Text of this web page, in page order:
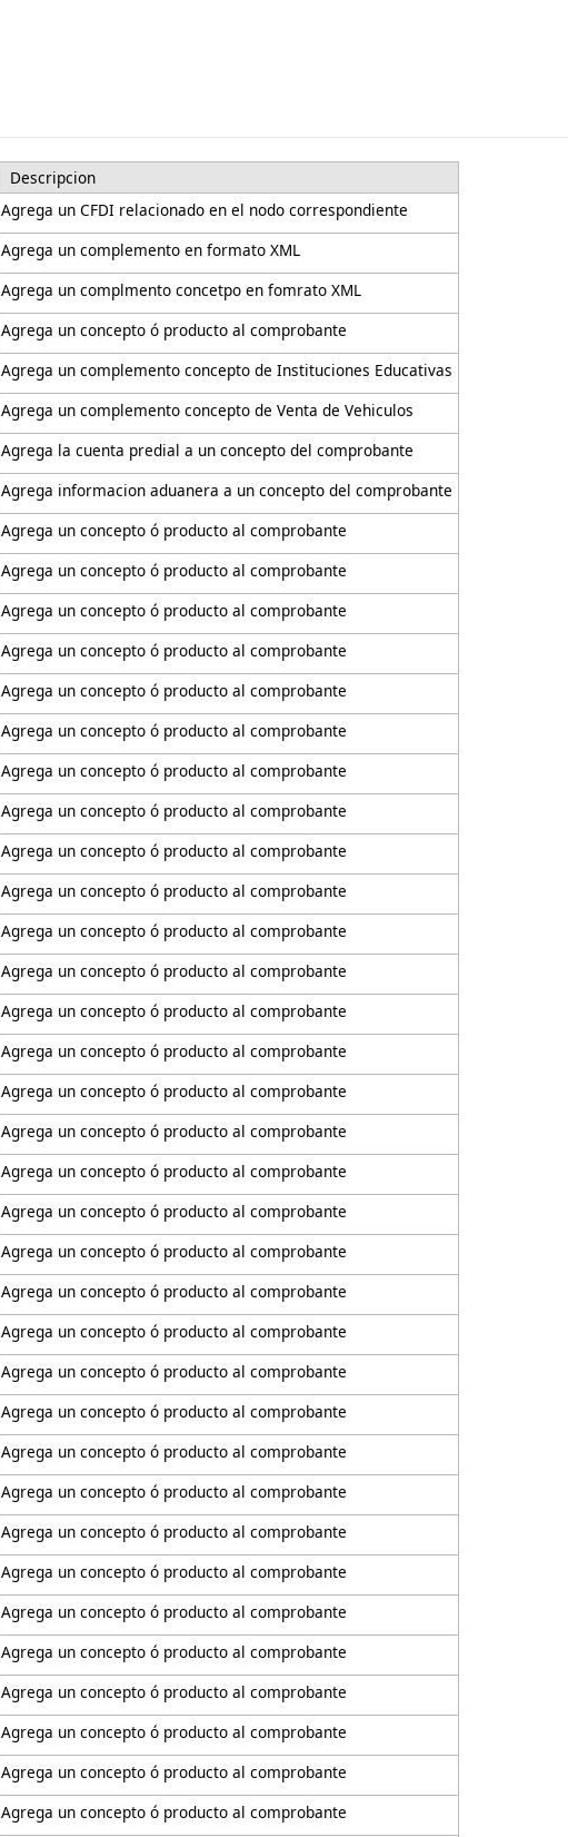
Descripcion
Agrega un CFDI relacionado en el nodo correspondiente
Agrega un complemento en formato XML
Agrega un complmento concetpo en fomrato XML
Agrega un concepto ó producto al comprobante
Agrega un complemento concepto de Instituciones Educativas
Agrega un complemento concepto de Venta de Vehiculos
Agrega la cuenta predial a un concepto del comprobante
Agrega informacion aduanera a un concepto del comprobante
Agrega un concepto ó producto al comprobante
Agrega un concepto ó producto al comprobante
Agrega un concepto ó producto al comprobante
Agrega un concepto ó producto al comprobante
Agrega un concepto ó producto al comprobante
Agrega un concepto ó producto al comprobante
Agrega un concepto ó producto al comprobante
Agrega un concepto ó producto al comprobante
Agrega un concepto ó producto al comprobante
Agrega un concepto ó producto al comprobante
Agrega un concepto ó producto al comprobante
Agrega un concepto ó producto al comprobante
Agrega un concepto ó producto al comprobante
Agrega un concepto ó producto al comprobante
Agrega un concepto ó producto al comprobante
Agrega un concepto ó producto al comprobante
Agrega un concepto ó producto al comprobante
Agrega un concepto ó producto al comprobante
Agrega un concepto ó producto al comprobante
Agrega un concepto ó producto al comprobante
Agrega un concepto ó producto al comprobante
Agrega un concepto ó producto al comprobante
Agrega un concepto ó producto al comprobante
Agrega un concepto ó producto al comprobante
Agrega un concepto ó producto al comprobante
Agrega un concepto ó producto al comprobante
Agrega un concepto ó producto al comprobante
Agrega un concepto ó producto al comprobante
Agrega un concepto ó producto al comprobante
Agrega un concepto ó producto al comprobante
Agrega un concepto ó producto al comprobante
Agrega un concepto ó producto al comprobante
Agrega un concepto ó producto al comprobante